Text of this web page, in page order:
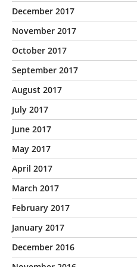
December 2017
November 2017
October 2017
September 2017
August 2017
July 2017
June 2017
May 2017
April 2017
March 2017
February 2017
January 2017
December 2016